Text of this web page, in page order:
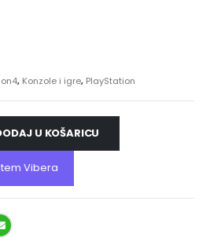
, Konzole i igre, PlayStation
U KOŠARICU
Vibera